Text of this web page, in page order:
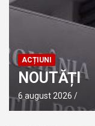
ACȚIUNI
NOUTĂȚI
6 august 2026